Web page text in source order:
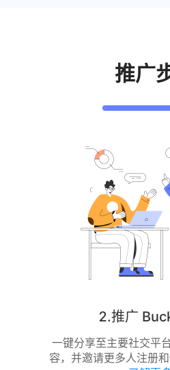
推广
2.推广
一键分享至主要社交平
容，并邀请更多人注册